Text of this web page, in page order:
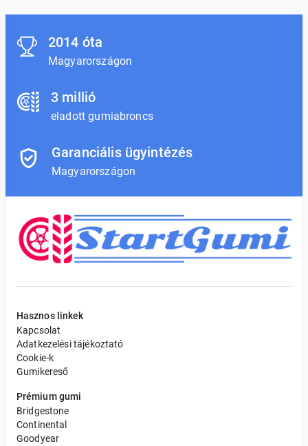
2014 óta
Magyarországon
3 millió
eladott gumiabroncs
Garanciális ügyintézés
Magyarországon
Hasznos linkek
Kapcsolat
Adatkezelési tájékoztató
Cookie-k
Gumikereső
Prémium gumi
Bridgestone
Continental
Goodyear